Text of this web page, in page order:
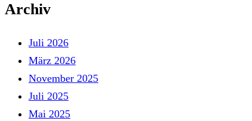
Archiv
Juli 2026
März 2026
November 2025
Juli 2025
Mai 2025